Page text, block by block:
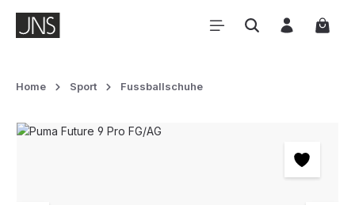
Zum Hauptinhalt springen
Home Sport Fussballschuhe
Bildergalerie überspringen